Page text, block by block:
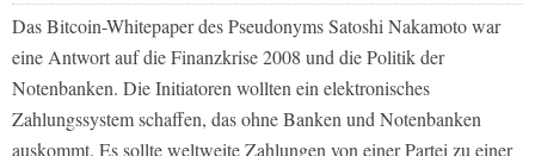
Das Bitcoin-Whitepaper des Pseudonyms Satoshi Nakamoto war
eine Antwort auf die Finanzkrise 2008 und die Politik der
Notenbanken. Die Initiatoren wollten ein elektronisches
Zahlungssystem schaffen, das ohne Banken und Notenbanken
auskommt. Es sollte weltweite Zahlungen von einer Partei zu einer